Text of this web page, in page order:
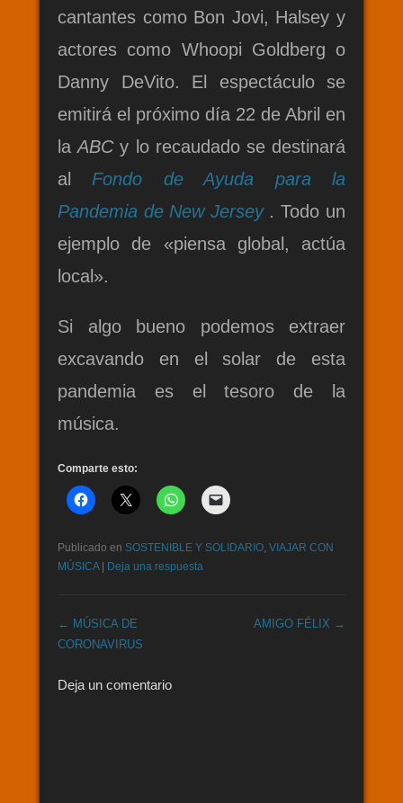
cantantes como Bon Jovi, Halsey y
actores como Whoopi Goldberg o
Danny DeVito. El espectáculo se
emitirá el próximo día 22 de Abril en
laABCy lo recaudado se destinará
al Fondo de Ayuda para la
Pandemia de New Jersey.Todo un
ejemplo de «piensa global, actúa
local».
Si algo bueno podemos extraer
excavando en el solar de esta
pandemia es el tesoro de la
música.
Comparte esto:
Publicado en SOSTENIBLE Y SOLIDARIO VIAJAR CON
MÚSICA | Deja una respuesta
Post navigation
← MÚSICA DE
CORONAVIRUS
AMIGO FÉLIX →
Deja un comentario